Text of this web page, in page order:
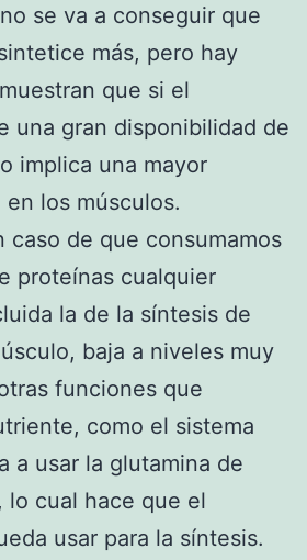
se va a conseguir que
más, pero hay
que si el
una gran disponibilidad de
implica una mayor
los músculos.
caso de que consumamos
proteínas cualquier
la de la síntesis de
baja a niveles muy
funciones que
como el sistema
a usar la glutamina de
lo cual hace que el
usar para la síntesis.